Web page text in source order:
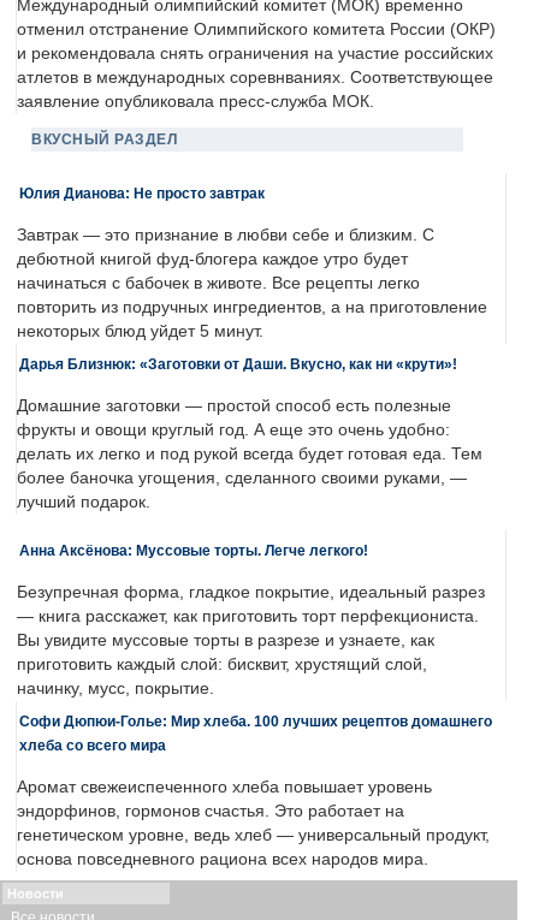
Международный олимпийский комитет (МОК) временно
отменил отстранение Олимпийского комитета России (ОКР)
и рекомендовала снять ограничения на участие российских
атлетов в международных соревнваниях. Соответствующее
заявление опубликовала пресс-служба МОК.
ВКУСНЫЙ РАЗДЕЛ
Юлия Дианова: Не просто завтрак
Завтрак — это признание в любви себе и близким. С
дебютной книгой фуд-блогера каждое утро будет
начинаться с бабочек в животе. Все рецепты легко
повторить из подручных ингредиентов, а на приготовление
некоторых блюд уйдет 5 минут.
Дарья Близнюк: «Заготовки от Даши. Вкусно, как ни «крути»!
Домашние заготовки — простой способ есть полезные
фрукты и овощи круглый год. А еще это очень удобно:
делать их легко и под рукой всегда будет готовая еда. Тем
более баночка угощения, сделанного своими руками, —
лучший подарок.
Анна Аксёнова: Муссовые торты. Легче легкого!
Безупречная форма, гладкое покрытие, идеальный разрез
— книга расскажет, как приготовить торт перфекциониста.
Вы увидите муссовые торты в разрезе и узнаете, как
приготовить каждый слой: бисквит, хрустящий слой,
начинку, мусс, покрытие.
Софи Дюпюи-Голье: Мир хлеба. 100 лучших рецептов домашнего
хлеба со всего мира
Аромат свежеиспеченного хлеба повышает уровень
эндорфинов, гормонов счастья. Это работает на
генетическом уровне, ведь хлеб — универсальный продукт,
основа повседневного рациона всех народов мира.
Новости